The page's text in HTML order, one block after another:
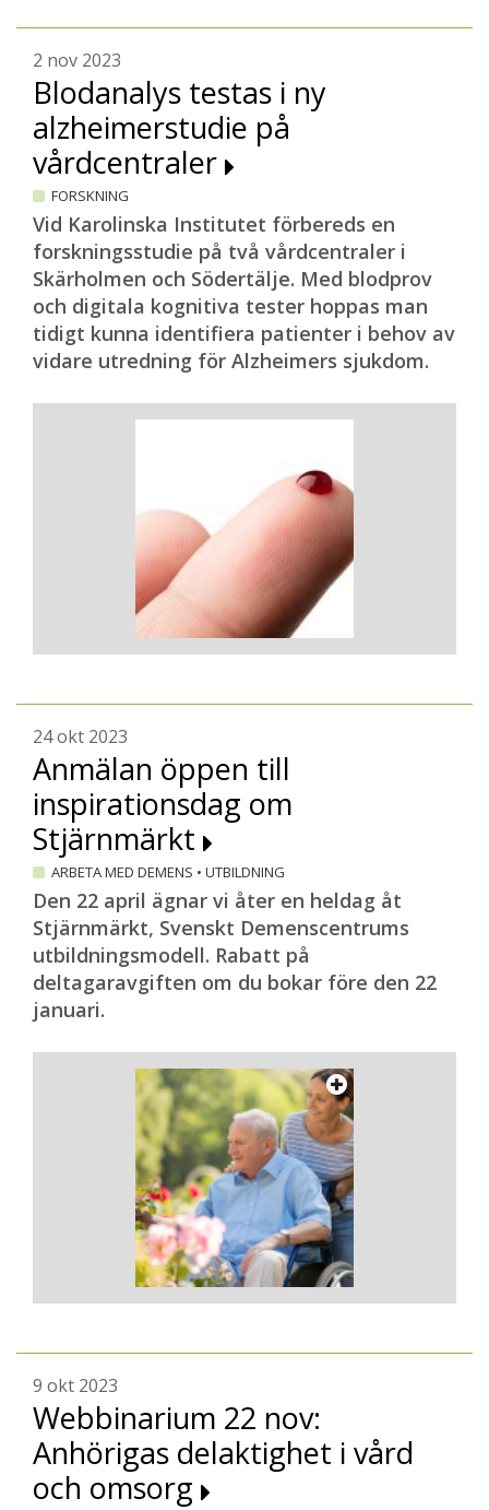
2 nov 2023
Blodanalys testas i ny
alzheimerstudie på
vårdcentraler
FORSKNING
Vid Karolinska Institutet förbereds en
forskningsstudie på två vårdcentraler i
Skärholmen och Södertälje. Med blodprov
och digitala kognitiva tester hoppas man
tidigt kunna identifiera patienter i behov av
vidare utredning för Alzheimers sjukdom.
24 okt 2023
Anmälan öppen till
inspirationsdag om
Stjärnmärkt
ARBETA MED DEMENS • UTBILDNING
Den 22 april ägnar vi åter en heldag åt
Stjärnmärkt, Svenskt Demenscentrums
utbildningsmodell. Rabatt på
deltagaravgiften om du bokar före den 22
januari.
9 okt 2023
Webbinarium 22 nov:
Anhörigas delaktighet i vård
och omsorg